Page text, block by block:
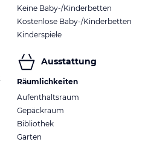
Keine Baby-/Kinderbetten
Kostenlose Baby-/Kinderbetten
Kinderspiele
Ausstattung
Räumlichkeiten
Aufenthaltsraum
Gepäckraum
Bibliothek
Garten